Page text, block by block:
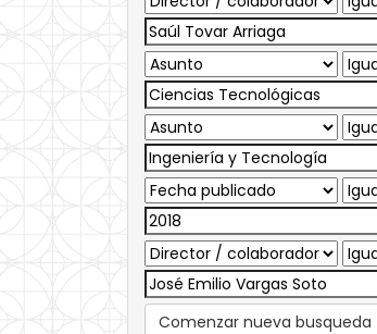
Comenzar nueva busqueda